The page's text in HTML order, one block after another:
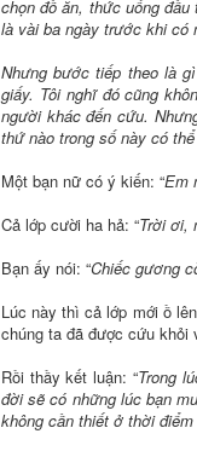
chọn đồ ăn, thức uống
là vài ba ngày trước khi có
Nhưng bước tiếp theo là
giấy. Tôi nghĩ đó cũng
người khác đến cứu.
thứ nào trong số này có
Một bạn nữ có ý kiến: “Em
Cả lớp cười ha hả: “Trời ơi,
Bạn ấy nói: “Chiếc gương
Lúc này thì cả lớp mới ồ
chúng ta đã được cứu khỏi
Rồi thầy kết luận: “Trong
đời sẽ có những lúc bạn
không cần thiết ở thời điểm